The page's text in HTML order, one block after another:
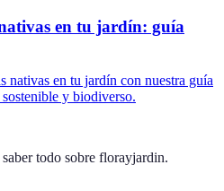
en tu jardín: guía
nativas en tu jardín con nuestra guía
y biodiverso.
todo sobre florayjardin.